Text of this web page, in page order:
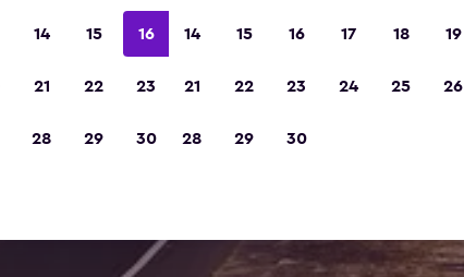
14 15 16
21 22 23
28 29 30
14 15 16 17 18 19
21 22 23 24 25 26
28 29 30